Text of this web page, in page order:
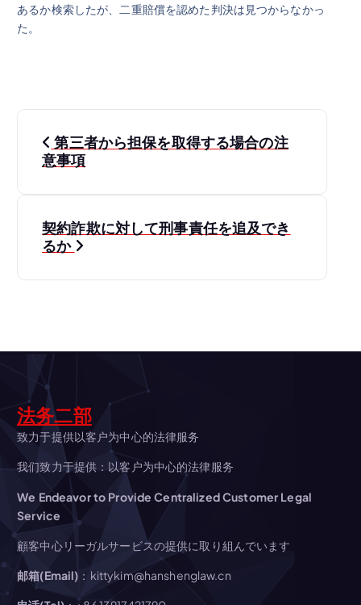
あるか検索したが、二重賠償を認めた判決は見つからなかっ
た。
投
稿
ビ
シ
ョ
ン
第三者から担保を取得する場合の注
意事項
契約詐欺に対して刑事責任を追及でき
るか
法务二部
致力于提供以客户为中心的法律服务
我们致力于提供：以客户为中心的法律服务
We Endeavor to Provide Centralized Customer Legal
Service
顧客中心リーガルサービスの提供に取り組んでいます
邮箱(Email) ：kittykim@hanshenglaw.cn